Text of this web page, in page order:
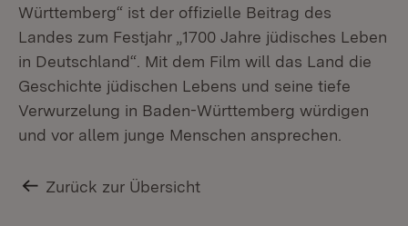
Württemberg“ ist der offizielle Beitrag des
Landes zum Festjahr „1700 Jahre jüdisches Leben
in Deutschland“. Mit dem Film will das Land die
Geschichte jüdischen Lebens und seine tiefe
Verwurzelung in Baden-Württemberg würdigen
und vor allem junge Menschen ansprechen.
Zurück zur Übersicht